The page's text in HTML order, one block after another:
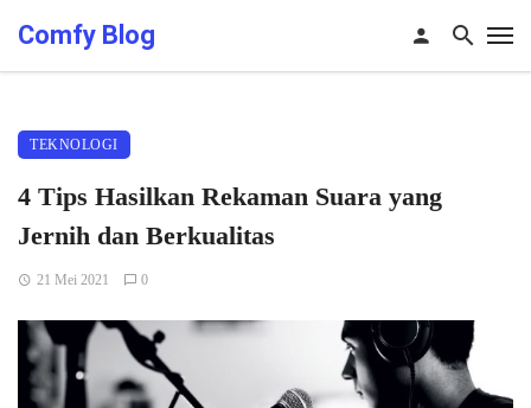
Comfy Blog
TEKNOLOGI
4 Tips Hasilkan Rekaman Suara yang
Jernih dan Berkualitas
21 Mei 2021 0